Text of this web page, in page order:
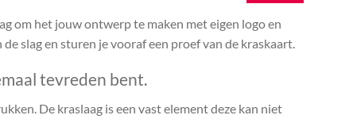
om het jouw ontwerp te maken met eigen logo en
slag en sturen je vooraf een proef van de kraskaart.
tevreden bent.
De kraslaag is een vast element deze kan niet